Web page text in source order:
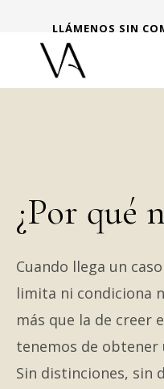
LLÁMENOS SIN
¿Por qué
Cuando llega un
limita ni condiciona
más que la de creer
tenemos de
Sin distinciones, sin